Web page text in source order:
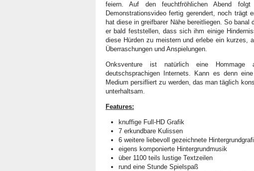
feiern. Auf den feuchtfröhlichen Abend
Demonstrationsvideo fertig gerendert, noch trägt
hat diese in greifbarer Nähe bereitliegen. So
er bald feststellen, dass sich ihm einige
diese Hürden zu meistern und erlebe ein kurzes,
Überraschungen und Anspielungen.
Onksventure ist natürlich eine Hommage
deutschsprachigen Internets. Kann es denn
Medium persifliert zu werden, das man täglich
unterhaltsam.
Features:
knuffige Full-HD Grafik
7 erkundbare Kulissen
6 weitere liebevoll gezeichnete
eigens komponierte Hintergrundmusik
über 1100 teils lustige Textzeilen
rund eine Stunde Spielspaß